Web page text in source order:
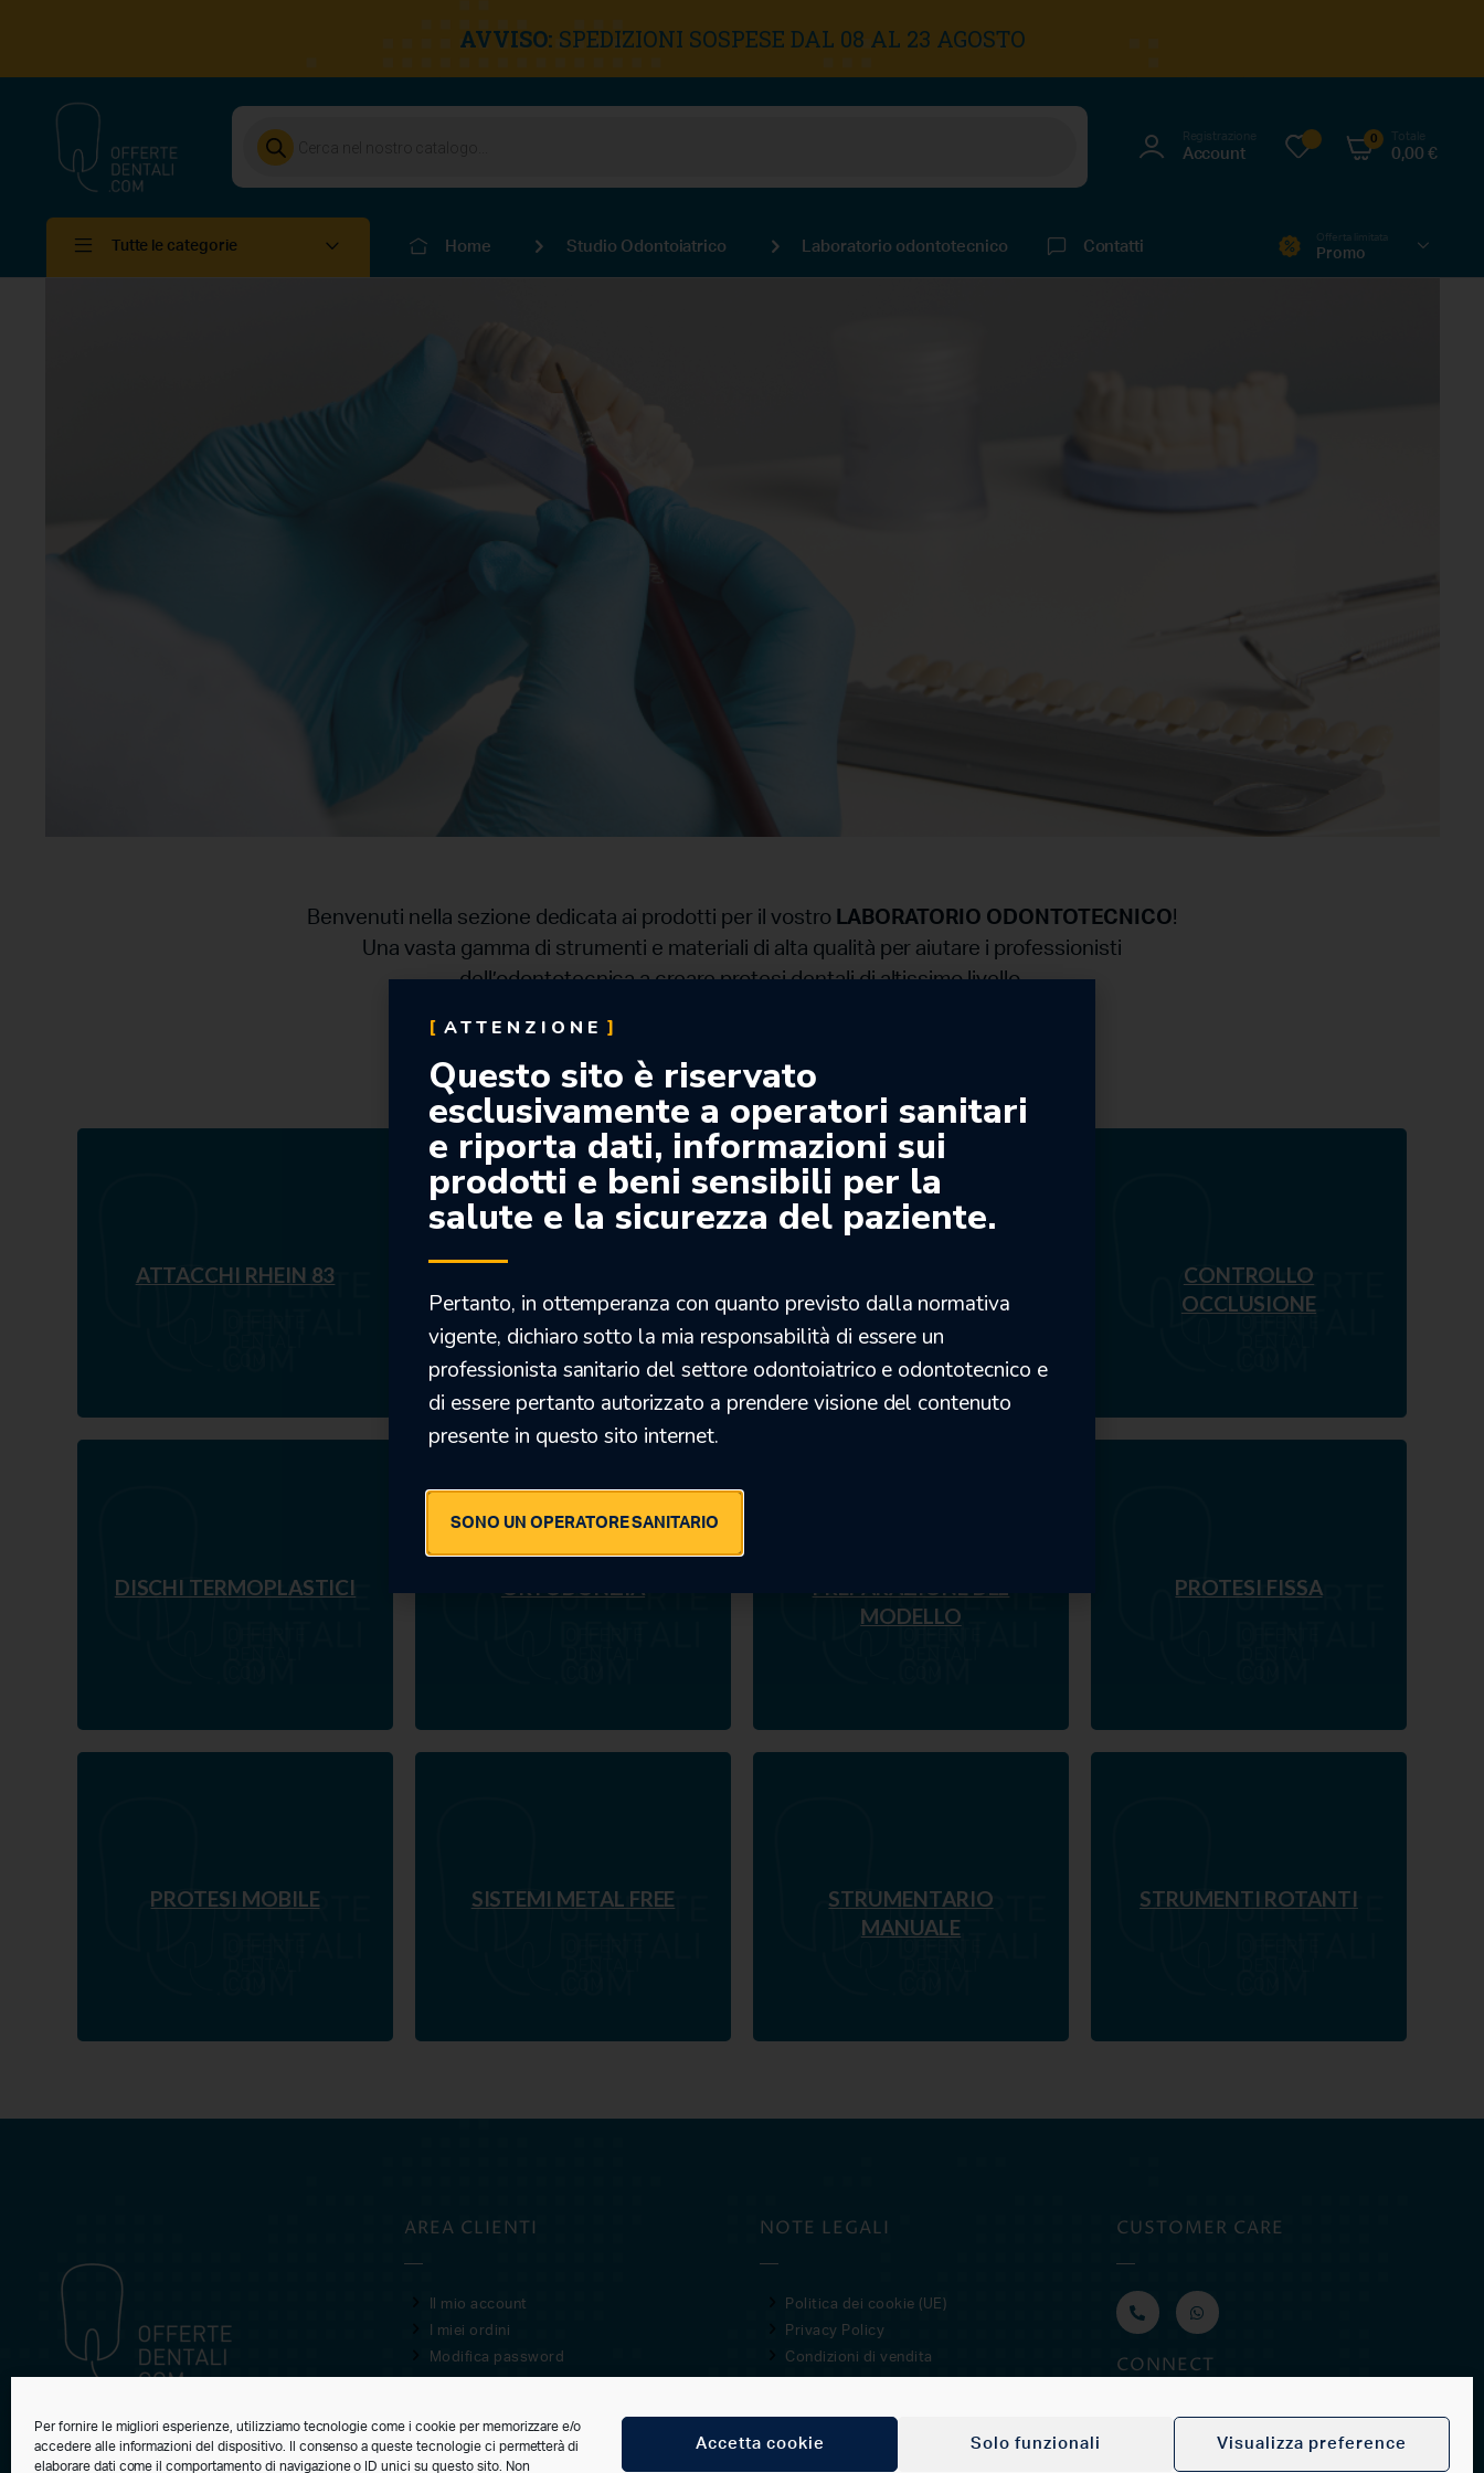
Per fornire le migliori esperienze, utilizziamo tecnologie come i cookie per memorizzare e/o
accedere alle informazioni del dispositivo. Il consenso a queste tecnologie ci permetterà di
elaborare dati come il comportamento di navigazione o ID unici su questo sito. Non
Accetta cookie Solo funzionali Visualizza preference
AVVISO: SPEDIZIONI SOSPESE DAL 08 AL 23 AGOSTO
Registrazione
Account
0 Totale
0,00€
Tutte le categorie Home Studio Odontoiatrico Laboratorio odontotecnico Contatti
Offerta limitata
Promo
Benvenuti nella sezione dedicata ai prodotti per il vostro LABORATORIO ODONTOTECNICO!
Una vasta gamma di strumenti e materiali di alta qualità per aiutare i professionisti
dell’odontotecnica a creare protesi dentali di altissimo livello.
ATTACCHI RHEIN 83
CONTROLLO
OCCLUSIONE
DISCHI TERMOPLASTICI
MODELLO
PROTESI FISSA
PROTESI MOBILE SISTEMI METAL FREE
STRUMENTARIO
MANUALE
STRUMENTI ROTANTI
© 2021 · 2026 SAN MARCO SRL
AREA CLIENTI
Il mio account
I miei ordini
Modifica password
NOTE LEGALI
Politica dei cookie (UE)
Privacy Policy
Condizioni di vendita
CUSTOMER CARE
CONNECT
ATTENZIONE
Questo sito è riservato
esclusivamente a operatori sanitari
e riporta dati, informazioni sui
prodotti e beni sensibili per la
salute e la sicurezza del paziente.
Pertanto, in ottemperanza con quanto previsto dalla normativa
vigente, dichiaro sotto la mia responsabilità di essere un
professionista sanitario del settore odontoiatrico e odontotecnico e
di essere pertanto autorizzato a prendere visione del contenuto
presente in questo sito internet.
SONO UN OPERATORE SANITARIO